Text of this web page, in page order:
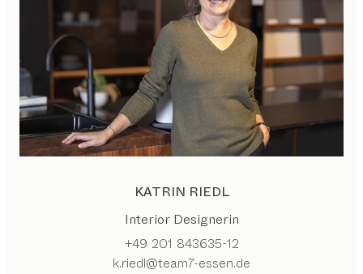
KATRIN RIEDL
Interior Designerin
+49 201 843635-12
k.riedl@team7-essen.de